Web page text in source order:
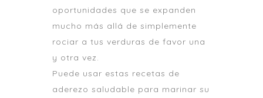
oportunidades que se expanden
mucho más allá de simplemente
rociar a tus verduras de favor una
y otra vez.
Puede usar estas recetas de
aderezo saludable para marinar su